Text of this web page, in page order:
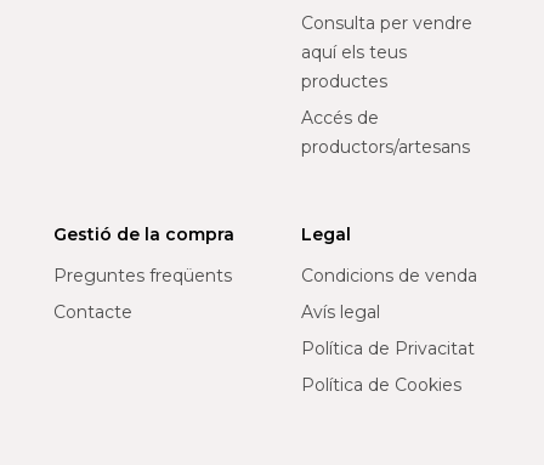
Consulta per vendre
aquí els teus
productes
Accés de
productors/artesans
Gestió de la compra
Preguntes freqüents
Contacte
Legal
Condicions de venda
Avís legal
Política de Privacitat
Política de Cookies